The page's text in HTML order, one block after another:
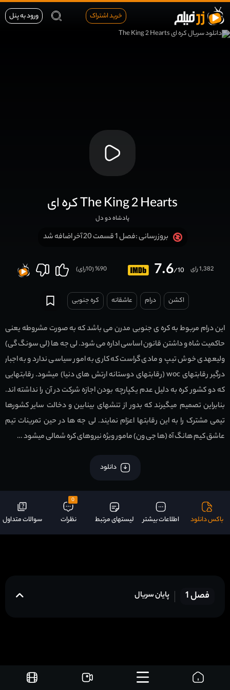
خرید اشتراک ورود به پنل
کره ای The King 2 Hearts
پادشاه دو دل
بروزرسانی :فصل 1 قسمت 20 آخر اضافه شد
7.6/10 1,382 رای 90
% (
10رای)
اکشن درام عاشقانه کره جنوبی
این درام مربوط به کره ی جنوبی مدرن می باشد که به صورت مشروطه یعنی
حاکمیت شاه و داشتن قانون اساسی اداره می شود. لی جه ها (لی سونگ گی)
ولیعهدی خوش تیپ و مادی گراست که کاری به امور سیاسی ندارد و به اجبار
درگیر رقابتهای woc (رقابتهای دوستانه ارتش های دنیا) میشود. رقابتهایی
که دو کشور کره به دلیل عدم یکپارچه بودن اجازه شرکت در آن را نداشته اند.
بنابراین تصمیم میگیرند که بدور از تنشهای بینابین و دخالت سایر کشورها
تیمی مشترک را به این رقابتها اعزام نمایند. لی جه ها در حین تمرینات تیم
عاشق کیم هانگ آه (ها جی ون) مامور ویژه نیروهای کره شمالی میشود …
دانلود
باکس دانلود اطلاعات بیشتر لیستهای مرتبط
0
نظرات سوالات متداول
فصل 1 پایان سریال